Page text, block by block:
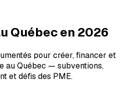
Québec en 2026
pour créer, financer et
au Québec — subventions,
et défis des PME.